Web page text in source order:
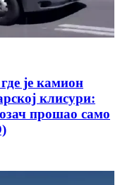
је камион
клисури:
прошао само